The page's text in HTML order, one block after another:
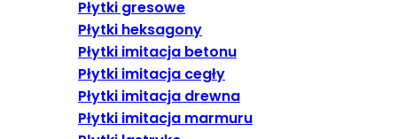
Płytki gresowe
Płytki heksagony
Płytki imitacja betonu
Płytki imitacja cegły
Płytki imitacja drewna
Płytki imitacja marmuru